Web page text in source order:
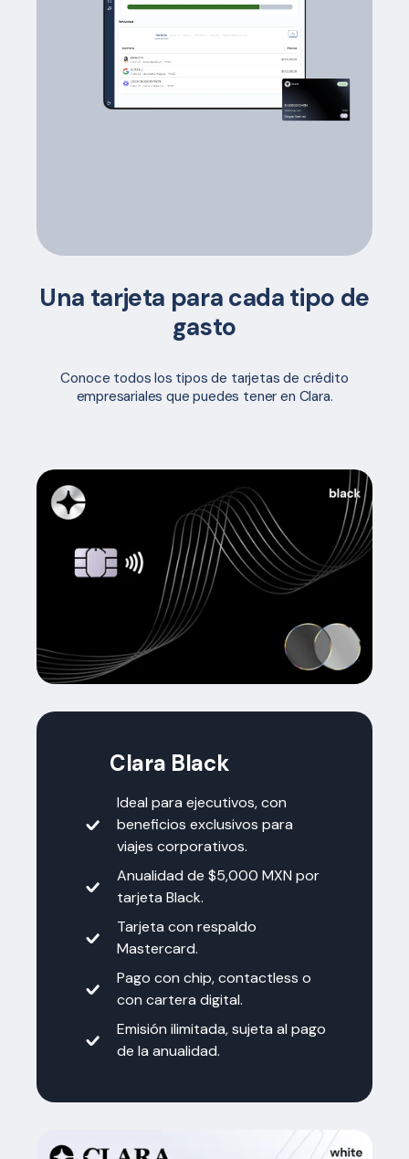
Una tarjeta para cada tipo de
gasto
Conoce todos los tipos de tarjetas de crédito
empresariales que puedes tener en Clara.
Clara Black
Ideal para ejecutivos, con
beneficios exclusivos para
viajes corporativos.
Anualidad de $5,000 MXN por
tarjeta Black.
Tarjeta con respaldo
Mastercard.
Pago con chip, contactless o
con cartera digital.
Emisión ilimitada, sujeta al pago
de la anualidad.